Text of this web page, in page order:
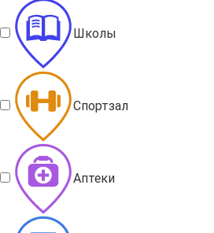
Школы
Спортзал
Аптеки